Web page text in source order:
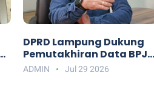
DPRD Lampung Dukung
Pemutakhiran Data BPJS
PBI Agar Tepat Sasaran
ADMIN Jul 29 2026